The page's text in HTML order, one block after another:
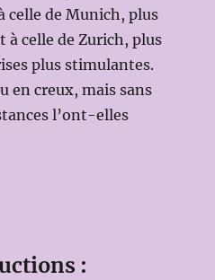
celle de Munich, plus
celle de Zurich, plus
plus stimulantes.
en creux, mais sans
l’ont-elles
: